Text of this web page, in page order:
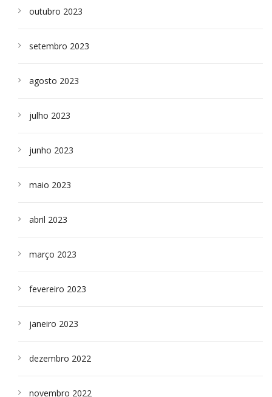
outubro 2023
setembro 2023
agosto 2023
julho 2023
junho 2023
maio 2023
abril 2023
março 2023
fevereiro 2023
janeiro 2023
dezembro 2022
novembro 2022